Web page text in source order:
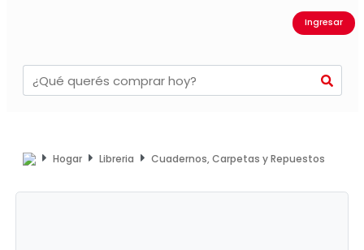
Ingresar
Hogar Libreria Cuadernos, Carpetas y Repuestos